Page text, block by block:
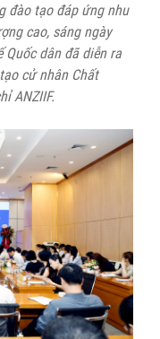
đào tạo đáp ứng nhu
cao, sáng ngày
dân đã diễn ra
cử nhân Chất
ANZIIF.